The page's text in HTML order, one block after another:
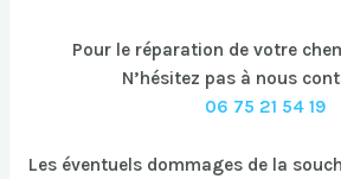
Pour le réparation de votre
N’hésitez pas à nous
06 75 21 54 19
Les éventuels dommages de la